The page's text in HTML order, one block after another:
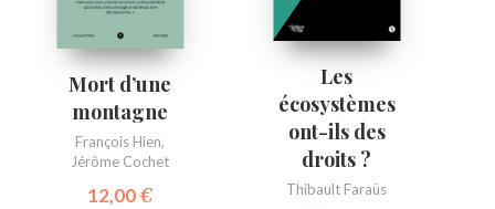
Mort d’une
montagne
François Hien,
Jérôme Cochet
12,00€
Les
écosystèmes
ont-ils des
droits ?
Thibault Faraüs